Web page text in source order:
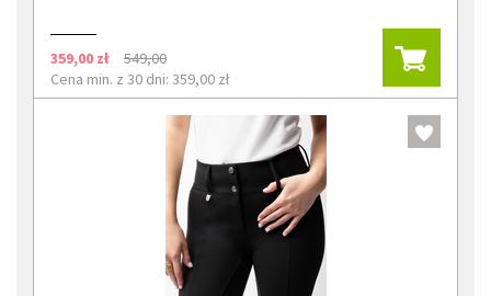
359,00 zł
549,00
Cena min. z 30 dni: 359,00 zł